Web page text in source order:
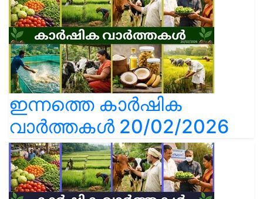
ഇന്നത്തെ കാർഷിക
വാർത്തകൾ 20/02/2026